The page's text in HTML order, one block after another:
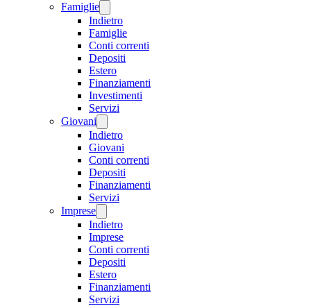
Famiglie
Indietro
Famiglie
Conti correnti
Depositi
Estero
Finanziamenti
Investimenti
Servizi
Giovani
Indietro
Giovani
Conti correnti
Depositi
Finanziamenti
Servizi
Imprese
Indietro
Imprese
Conti correnti
Depositi
Estero
Finanziamenti
Servizi